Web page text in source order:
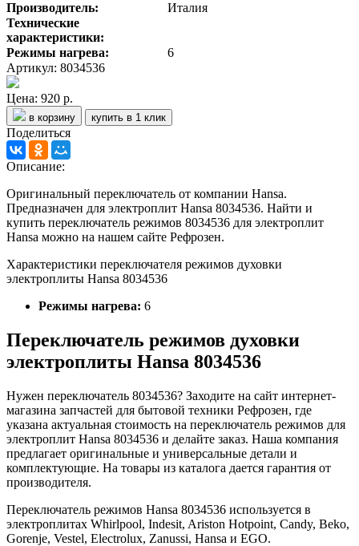
Производитель:
Италия
Технические
характеристики:
Режимы нагрева:
6
Артикул: 8034536
Цена: 920 р.
в корзину купить в 1 клик
Поделиться
Описание:
Оригинальный переключатель от компании Hansa.
Предназначен для электроплит Hansa 8034536. Найти и
купить переключатель режимов 8034536 для электроплит
Hansa можно на нашем сайте Рефрозен.
Характеристики переключателя режимов духовки
электроплиты Hansa 8034536
Режимы нагрева: 6
Переключатель режимов духовки
электроплиты Hansa 8034536
Нужен переключатель 8034536? Заходите на сайт интернет-
магазина запчастей для бытовой техники Рефрозен, где
указана актуальная стоимость на переключатель режимов для
электроплит Hansa 8034536 и делайте заказ. Наша компания
предлагает оригинальные и универсальные детали и
комплектующие. На товары из каталога дается гарантия от
производителя.
Переключатель режимов Hansa 8034536 используется в
электроплитах Whirlpool, Indesit, Ariston Hotpoint, Candy, Beko,
Gorenje, Vestel, Electrolux, Zanussi, Hansa и EGO.